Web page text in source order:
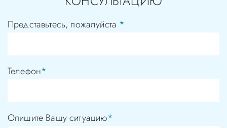
Представьтесь, пожалуйста *
Телефон*
Опишите Вашу ситуацию*